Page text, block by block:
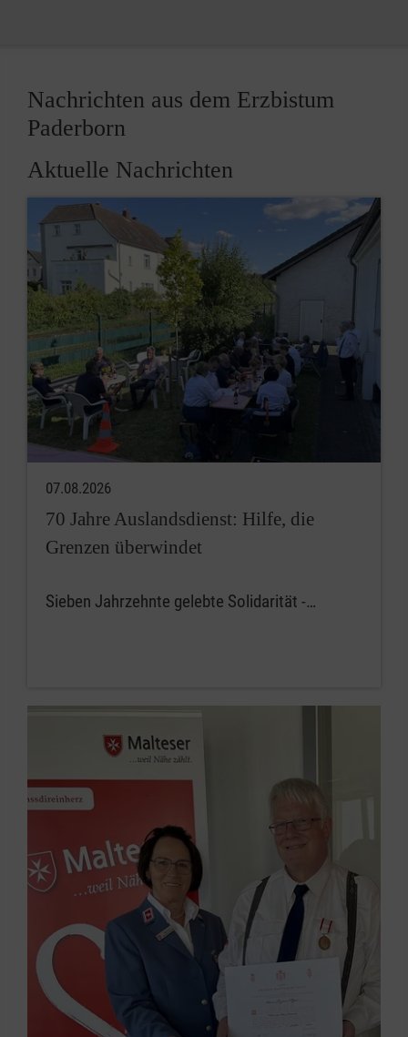
Nachrichten aus dem Erzbistum
Paderborn
Aktuelle Nachrichten
07.08.2026
70 Jahre Auslandsdienst: Hilfe, die
Grenzen überwindet
Sieben Jahrzehnte gelebte Solidarität -…